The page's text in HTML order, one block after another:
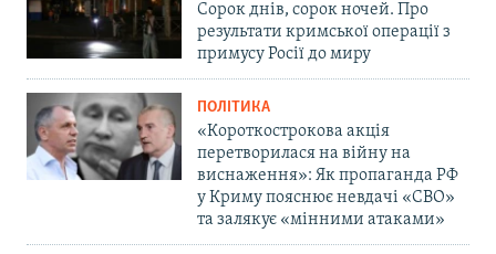
Сорок днів, сорок ночей. Про
результати кримської операції з
примусу Росії до миру
ПОЛІТИКА
«Короткострокова акція
перетворилася на війну на
виснаження»: Як пропаганда РФ
у Криму пояснює невдачі «СВО»
та залякує «мінними атаками»